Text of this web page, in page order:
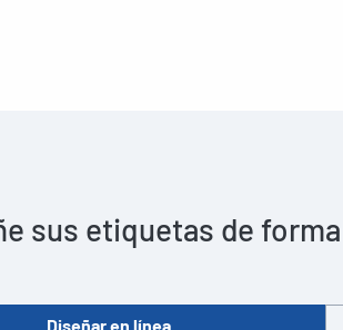
sus etiquetas de
Diseñar en línea